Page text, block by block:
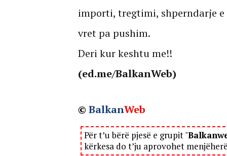
importi, tregtimi, shperndarje
vret pa pushim.
Deri kur keshtu me!!
(ed.me/BalkanWeb)
© BalkanWeb
Për t’u bërë pjesë e grupit "
kërkesa do t’ju aprovohet